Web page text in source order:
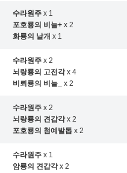
수라원주 x 1
포호룡의 비늘+ x 2
화룡의 날개 x 1
수라원주 x 2
뇌랑룡의 고전각x 4
비뢰룡의 비늘_
x 2
수라원주 x 2
뇌랑룡의 견갑각x 2
포호룡의 첨예발톱 x 2
수라원주 x 1
암룡의 견갑각x 2